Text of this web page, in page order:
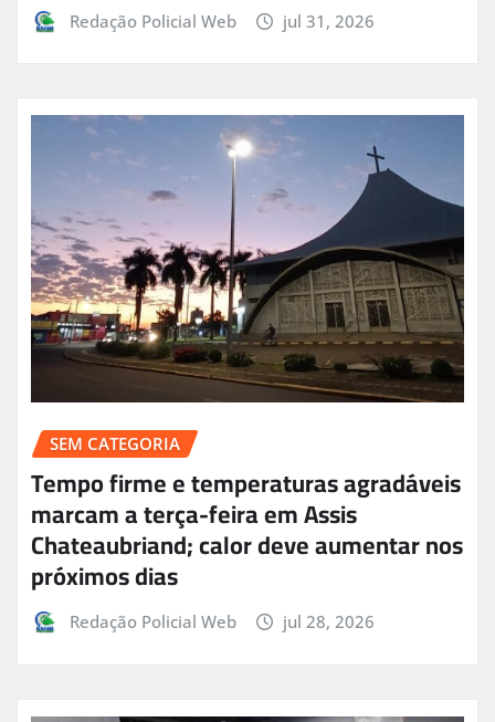
Redação Policial Web jul 31, 2026
SEM CATEGORIA
Tempo firme e temperaturas agradáveis
marcam a terça-feira em Assis
Chateaubriand; calor deve aumentar nos
próximos dias
Redação Policial Web jul 28, 2026